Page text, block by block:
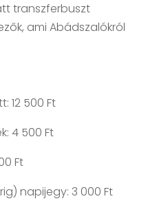
transzferbuszt
ami Abádszalókról
12 500 Ft
4 500 Ft
Ft
napijegy: 3 000 Ft